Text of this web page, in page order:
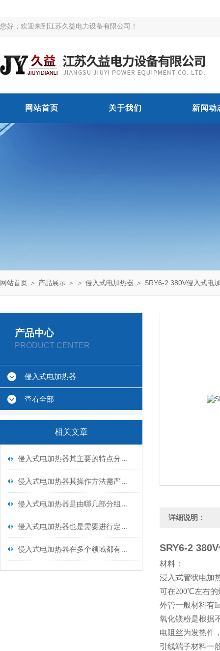
您好，欢迎来到江苏久益电力设备有限公司！
网站首页 关于我们 新闻动
网站首页 ＞ 产品展示 ＞ ＞ 侵入式电加热器 ＞ SRY6-2 380V侵入式电
产品中心
PRODUCT CENTER
侵入式电加热器
查看全部
相关文章
侵入式电加热器其主要的特点分别是什么？
侵入式电加热器其操作方法需严格遵循以下核心步骤
侵入式电加热器是由哪几部分组成的呢？
侵入式电加热器也是需要进行定期保养的
侵入式电加热器在多个领域都有着广泛的应用
详细说明：
SRY6-2
材料：
浸入式管状电加
可在200℃左右的
外管一般材料有
氧化镁粉是根据
电阻丝为发热件
引线端子材料一